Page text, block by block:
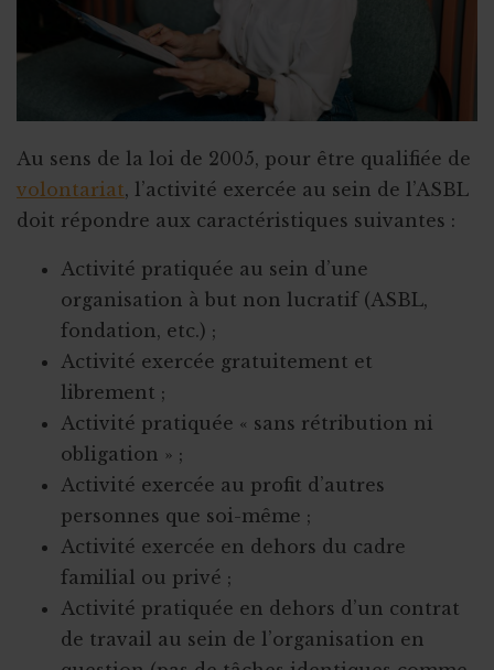
Au sens de la loi de 2005, pour être qualifiée de
volontariat, l’activité exercée au sein de l’ASBL
doit répondre aux caractéristiques suivantes :
Activité pratiquée au sein d’une
organisation à but non lucratif (ASBL,
fondation, etc.) ;
Activité exercée gratuitement et
librement ;
Activité pratiquée « sans rétribution ni
obligation » ;
Activité exercée au profit d’autres
personnes que soi-même ;
Activité exercée en dehors du cadre
familial ou privé ;
Activité pratiquée en dehors d’un contrat
de travail au sein de l’organisation en